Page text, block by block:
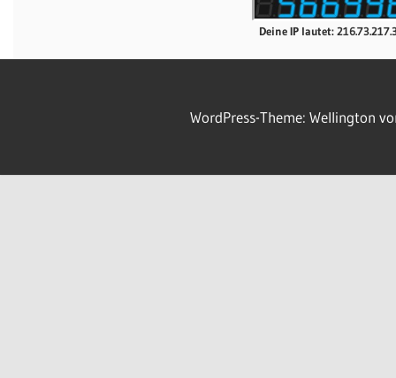
Deine IP lautet:
WordPress-Theme: Wellington